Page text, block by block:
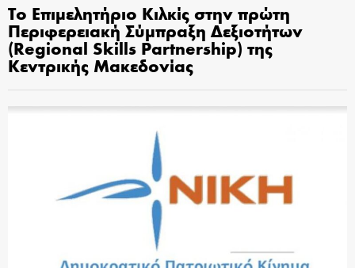
Το Επιμελητήριο Κιλκίς στην πρώτη
Περιφερειακή Σύμπραξη Δεξιοτήτων
(Regional Skills Partnership) της
Κεντρικής Μακεδονίας